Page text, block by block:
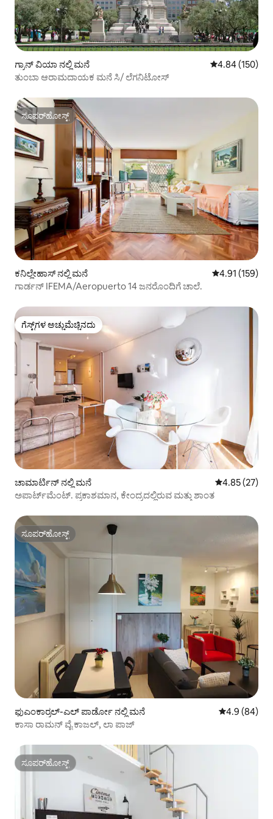
ಗ್ರಾನ್ ವಿಯಾ ನಲ್ಲಿ ಮನೆ 5 ರಲ್ಲಿ 4.84
4.84 (150)
ತುಂಬಾ ಆರಾಮದಾಯಕ ಮನೆ ಸಿ/ ಲೆಗನಿಟೋಸ್
ಸೂಪರ್‌ಹೋಸ್ಟ್
ಸೂಪರ್‌ಹೋಸ್ಟ್
ಕನಿಲ್ಲೇಹಾಸ್ ನಲ್ಲಿ ಮನೆ 5 ರಲ್ಲಿ 4.91
4.91 (159)
ಗಾರ್ಡನ್ IFEMA/Aeropuerto 14 ಜನರೊಂದಿಗೆ ಚಾಲೆ.
ಗೆಸ್ಟ್‌ಗಳ ಅಚ್ಚುಮೆಚ್ಚಿನದು
ಗೆಸ್ಟ್‌ಗಳ ಅಚ್ಚುಮೆಚ್ಚಿನದು
ಚಾಮಾರ್ಟಿನ್ ನಲ್ಲಿ ಮನೆ 5 ರಲ್ಲಿ 4.85
4.85 (27)
ಅಪಾರ್ಟ್‌ಮೆಂಟ್. ಪ್ರಕಾಶಮಾನ, ಕೇಂದ್ರದಲ್ಲಿರುವ ಮತ್ತು ಶಾಂತ
ಸೂಪರ್‌ಹೋಸ್ಟ್
ಸೂಪರ್‌ಹೋಸ್ಟ್
ಫುಎಂಕಾರ್ರಲ್-ಎಲ್ ಪಾರ್ಡೋ ನಲ್ಲಿ ಮನೆ 5 ರಲ್ಲಿ 4.9
4.9 (84)
ಕಾಸಾ ರಾಮನ್ ವೈ ಕಾಜಲ್, ಲಾ ಪಾಜ್
ಸೂಪರ್‌ಹೋಸ್ಟ್
ಸೂಪರ್‌ಹೋಸ್ಟ್